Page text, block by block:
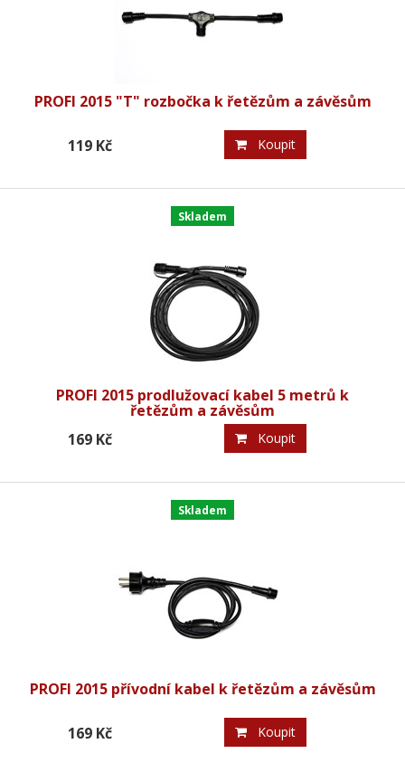
PROFI 2015 "T" rozbočka k řetězům a závěsům
119 Kč Koupit
PROFI 2015 prodlužovací kabel 5 metrů k
řetězům a závěsům
Skladem
169 Kč Koupit
PROFI 2015 přívodní kabel k řetězům a závěsům
Skladem
169 Kč Koupit